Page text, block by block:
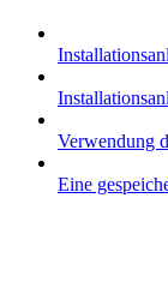
Verwendung
Eine